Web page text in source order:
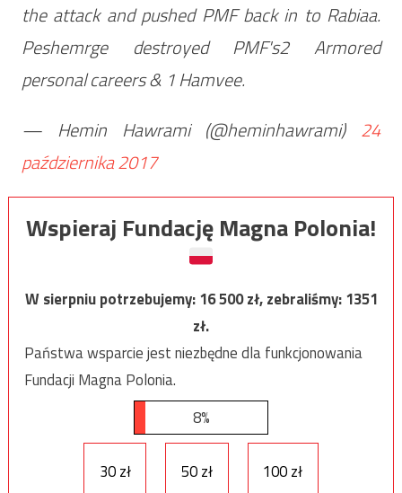
the attack and pushed PMF back in to Rabiaa.
Peshemrge destroyed PMF's2 Armored
personal careers & 1 Hamvee.
— Hemin Hawrami (@heminhawrami) 24
października 2017
Wspieraj Fundację Magna Polonia!
W sierpniu potrzebujemy:16 500zł, zebraliśmy:1351
zł.
Państwa wsparcie jest niezbędne dla funkcjonowania
Fundacji Magna Polonia.
8%
30 zł 50 zł 100 zł